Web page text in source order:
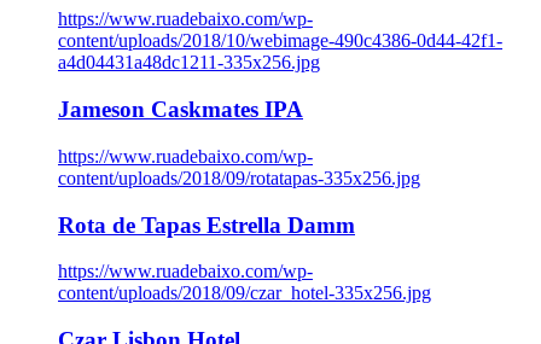
https://www.ruadebaixo.com/wp-
content/uploads/2018/10/webimage-490c4386-0d44-42f1-
a4d04431a48dc1211-335x256.jpg
Jameson Caskmates IPA
https://www.ruadebaixo.com/wp-
content/uploads/2018/09/rotatapas-335x256.jpg
Rota de Tapas Estrella Damm
https://www.ruadebaixo.com/wp-
content/uploads/2018/09/czar_hotel-335x256.jpg